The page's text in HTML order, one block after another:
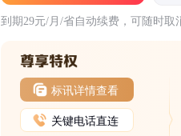
到期29元/月/省自动续费，可随时取
标讯详情查看
关键电话直连